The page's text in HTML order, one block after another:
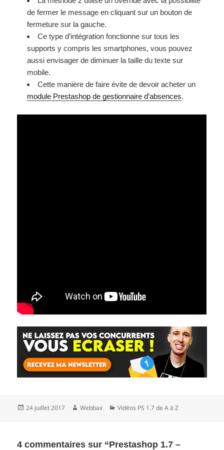
de fermer le message en cliquant sur un bouton de
fermeture sur la gauche.
Ce type d’intégration fonctionne sur tous les
supports y compris les smartphones, vous pouvez
aussi envisager de diminuer la taille du texte sur
mobile.
Cette manière de faire évite de devoir acheter un
module Prestashop de gestionnaire d’absences.
Publié
24 juillet 2017 Auteur
Webbax Catégories
Vidéos PS 1.7 de A à Z
4 commentaires sur “Prestashop 1.7 –